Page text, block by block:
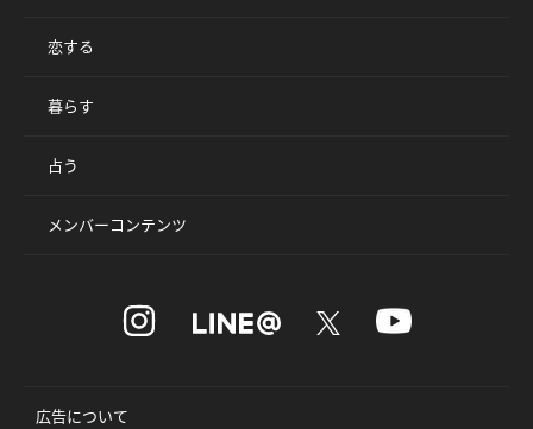
恋する
暮らす
占う
メンバーコンテンツ
広告について